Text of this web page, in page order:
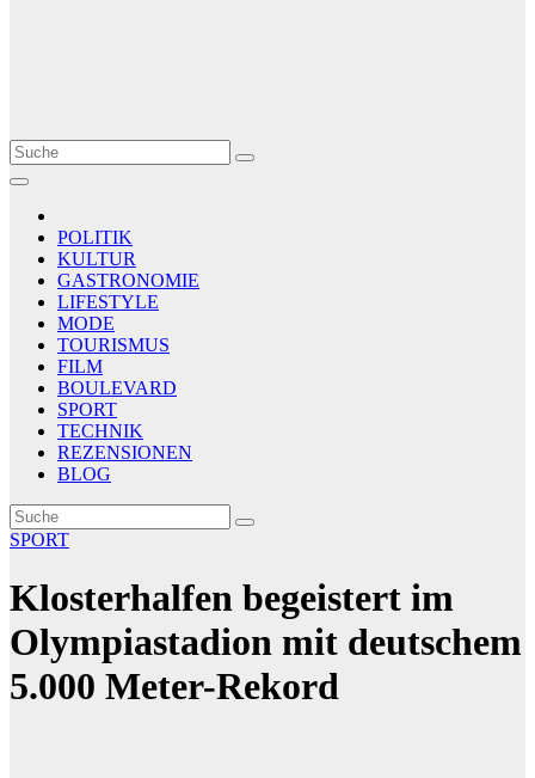
Le Matin
AGENCE DE PRESSE
POLITIK
KULTUR
GASTRONOMIE
LIFESTYLE
MODE
TOURISMUS
FILM
BOULEVARD
SPORT
TECHNIK
REZENSIONEN
BLOG
SPORT
Klosterhalfen begeistert im
Olympiastadion mit deutschem
5.000 Meter-Rekord